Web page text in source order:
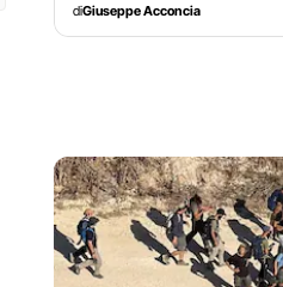
diGiuseppe Acconcia